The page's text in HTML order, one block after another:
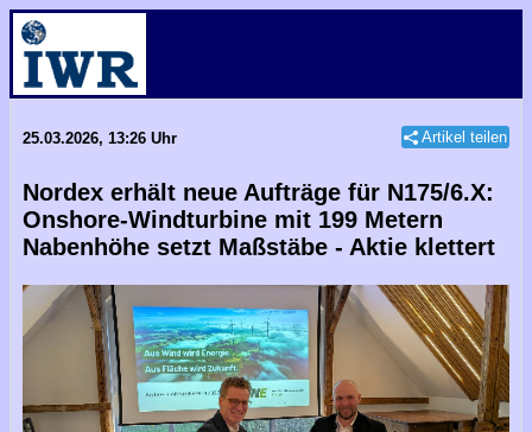
25.03.2026, 13:26 Uhr Artikel teilen
Nordex erhält neue Aufträge für N175/6.X:
Onshore-Windturbine mit 199 Metern
Nabenhöhe setzt Maßstäbe - Aktie klettert